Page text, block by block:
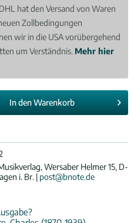
hat den Versand von Waren
Zollbedingungen
wir in die USA vorübergehend
um Verständnis. Mehr hier
In denWarenkorb
Wersaber Helmer 15, D-
i. Br. | post@bnote.de